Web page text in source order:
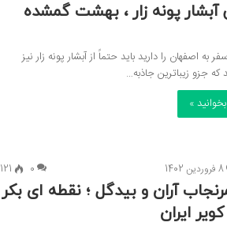
آبشار پونه زار ، بهشت گمشده
به اصفهان را دارید باید حتماً از آبشار پونه زار نیز
که جزو زیباترین جاذبه…
»
8 فروردین 1402 0
121
آران و بیدگل ؛ نقطه ای بکر
ایران